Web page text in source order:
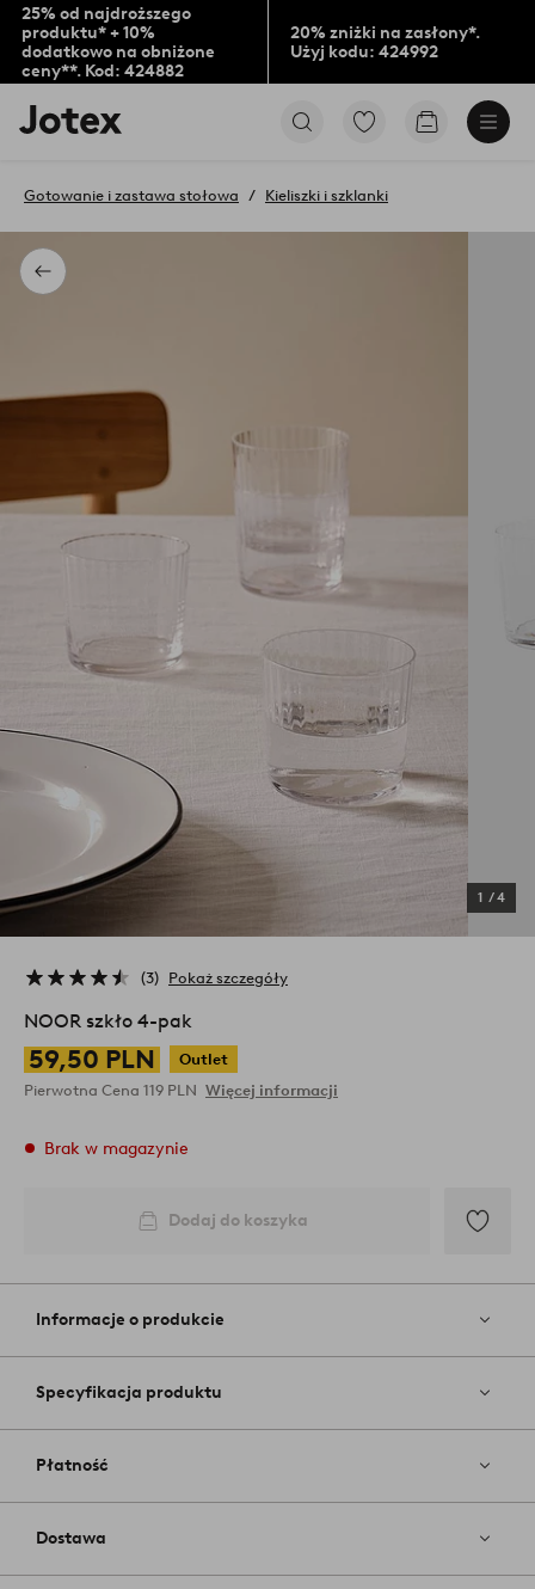
25% od najdroższego
produktu* + 10%
dodatkowo na obniżone
ceny**. Kod: 424882
20% zniżki na zasłony*.
Użyj kodu: 424992
Logo
Jotex
na
stronę
Przejdź
oznaczonych
Przejdź
Powrót
Gotowanie i zastawa stołowa Kieliszki i szklanki
1 /4
3 Pokaż szczegóły
NOOR szkło 4-pak
59,50 PLN
Outlet
Pierwotna Cena 119 PLN Więcej informacji
Brak w magazynie
Dodaj do koszyka
do
Informacje o produkcie
Specyfikacja produktu
Płatność
Dostawa